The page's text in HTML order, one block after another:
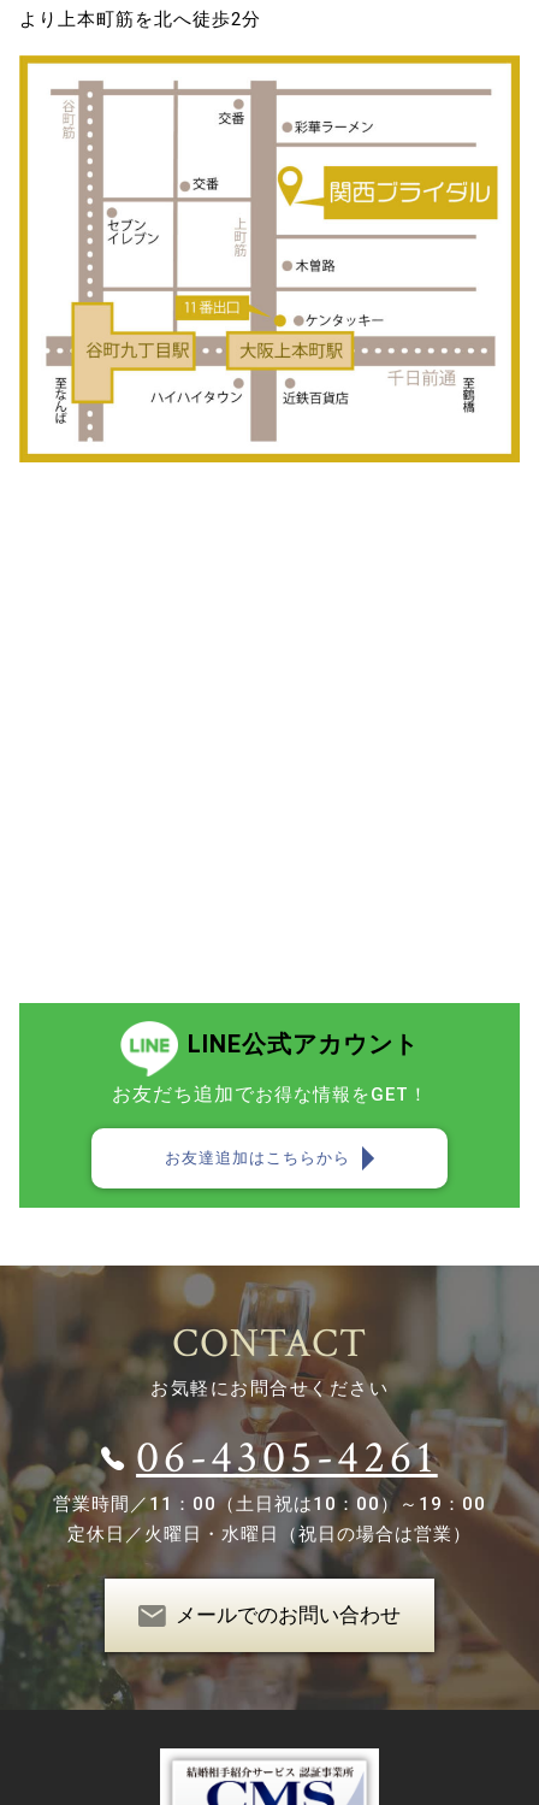
より上本町筋を北へ徒歩2分
LINE公式アカウント
お友だち追加でお得な情報をGET！
お友達追加はこちらから
CONTACT
お気軽にお問合せください
06-4305-4261
営業時間／ 11：00（土日祝は10：00）～19：00
定休日／火曜日・水曜日（祝日の場合は営業）
メールでのお問い合わせ